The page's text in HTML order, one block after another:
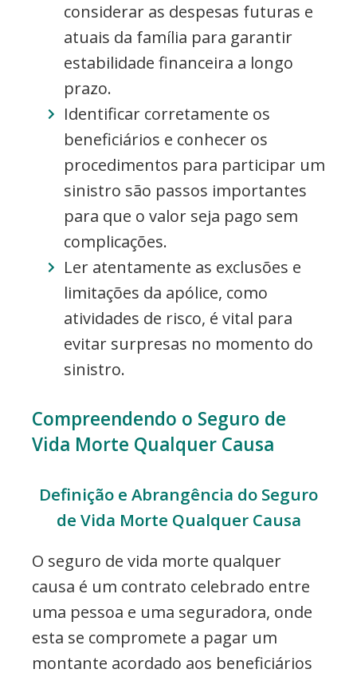
considerar as despesas futuras e
atuais da família para garantir
estabilidade financeira a longo
prazo.
Identificar corretamente os
beneficiários e conhecer os
procedimentos para participar um
sinistro são passos importantes
para que o valor seja pago sem
complicações.
Ler atentamente as exclusões e
limitações da apólice, como
atividades de risco, é vital para
evitar surpresas no momento do
sinistro.
Compreendendo o Seguro de
Vida Morte Qualquer Causa
Definição e Abrangência do Seguro
de Vida Morte Qualquer Causa
O seguro de vida morte qualquer
causa é um contrato celebrado entre
uma pessoa e uma seguradora, onde
esta se compromete a pagar um
montante acordado aos beneficiários